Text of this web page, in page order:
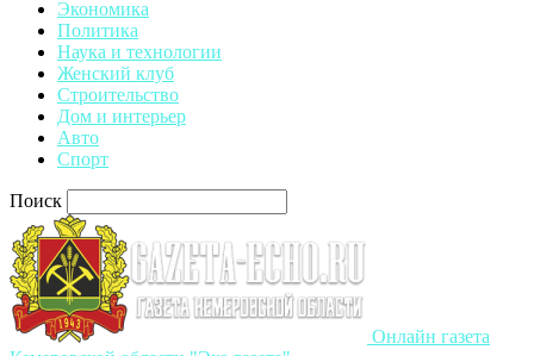
Экономика
Политика
Наука и технологии
Женский клуб
Строительство
Дом и интерьер
Авто
Спорт
Поиск
Онлайн газета